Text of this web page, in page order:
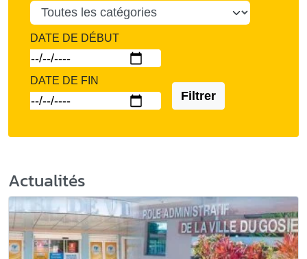
DATE DE DÉBUT
DATE DE FIN
Filtrer
Actualités